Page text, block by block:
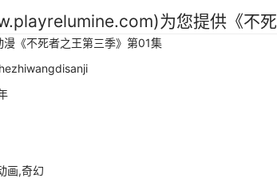
为您提供《不死
漫《不死者之王第三季》第01集
画,奇幻